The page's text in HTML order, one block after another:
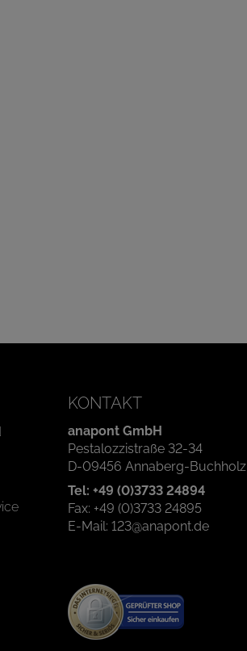
KONTAKT
anapont GmbH
Pestalozzistraße 32-34
D-09456 Annaberg-Buchholz
Tel: +49 (0)3733 24894
Fax: +49 (0)3733 24895
E-Mail: 123@anapont.de